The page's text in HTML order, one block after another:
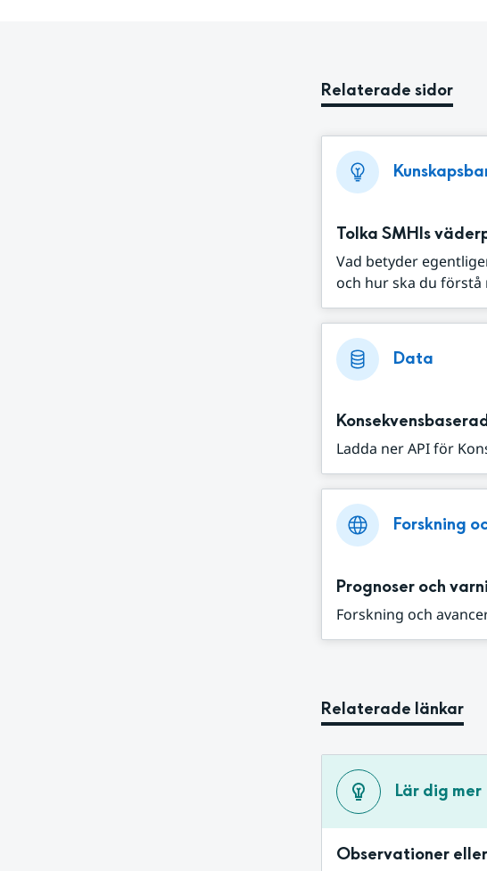
Relaterade sidor
Tolka SMHIs
Vad betyder
och hur ska du
Data
Ladda ner API för
Forskning
Prognoser och
Forskning och
Relaterade länkar
Lär dig mer
Observationer